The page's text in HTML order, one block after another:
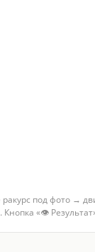
под фото →
Кнопка «👁